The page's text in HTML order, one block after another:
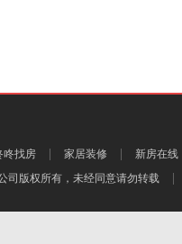
咚找房 家居装修 新房在线
司 版权所有，未经同意请勿转载